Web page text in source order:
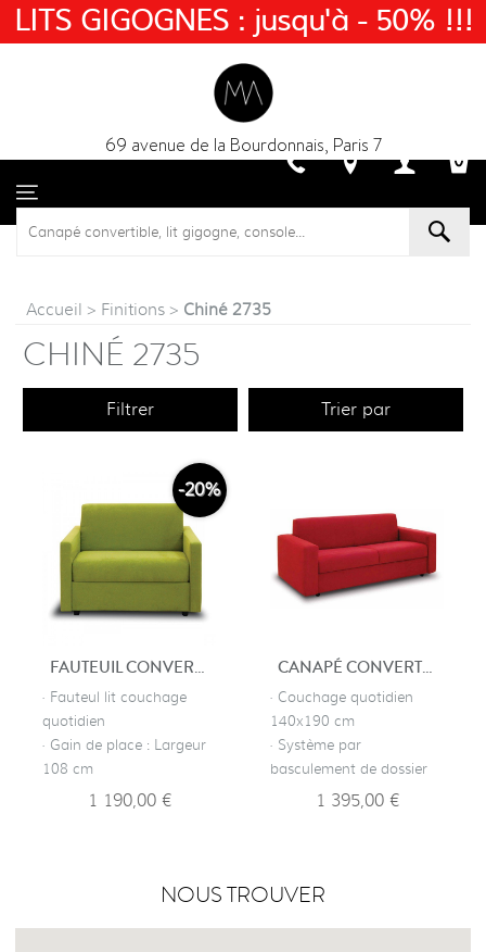
69 avenue de la Bourdonnais, Paris 7
Accueil > Finitions > Chiné 2735
CHINÉ 2735
Filtrer Trier par
-20%
FAUTEUIL CONVERTIBLE RÉPUBLIQUE
· Fauteul lit couchage
quotidien
· Gain de place : Largeur
108 cm
1 190,00 €
CANAPÉ CONVERTIBLE RÉPUBLIQUE
· Couchage quotidien
140x190 cm
· Système par
basculement de dossier
1 395,00 €
NOUS TROUVER
LITS GIGOGNES : jusqu'à - 50% !!!